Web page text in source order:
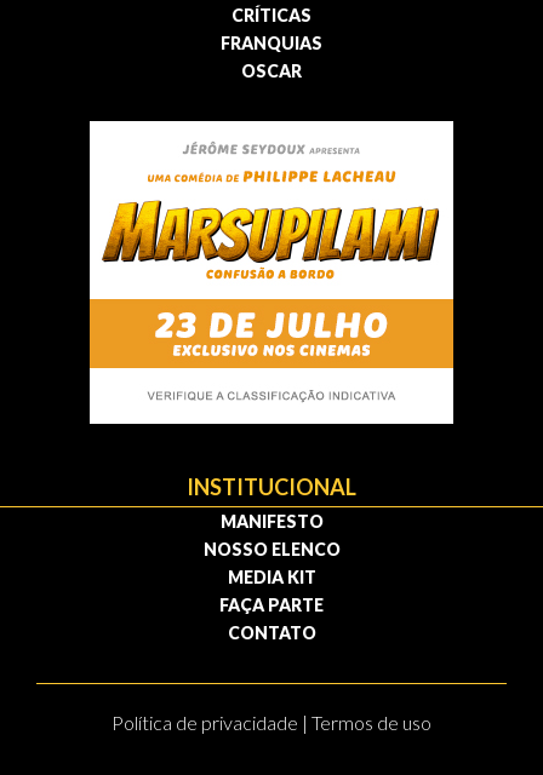
CRÍTICAS
FRANQUIAS
OSCAR
INSTITUCIONAL
MANIFESTO
NOSSO ELENCO
MEDIA KIT
FAÇA PARTE
CONTATO
Política de privacidade | Termos de uso